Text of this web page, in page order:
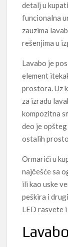
detalj u
funcionalna
zauzima
rešenjima u
Lavabo je
element
prostora. Uz
za izradu
kompozitna
deo je
ostalih
Ormarići u
najčešće sa
ili kao uske
peškira i
LED rasvete